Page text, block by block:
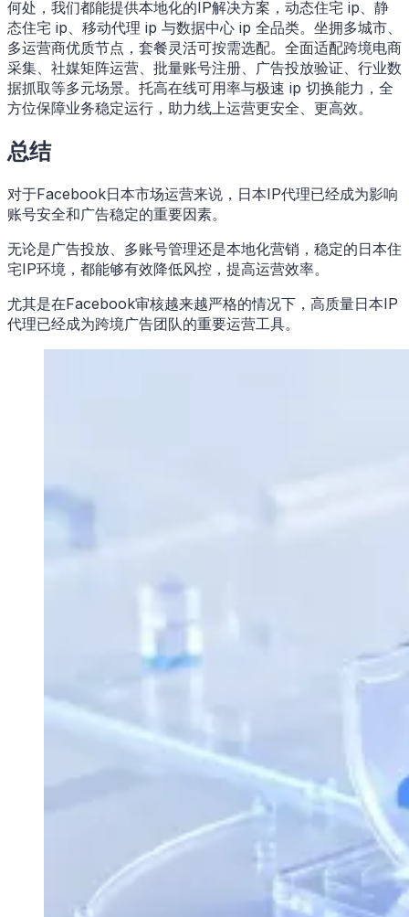
何处，我们都能提供本地化的IP解决方案，动态住宅 ip、静
态住宅 ip、移动代理 ip 与数据中心 ip 全品类。坐拥多城市、
多运营商优质节点，套餐灵活可按需选配。全面适配跨境电商
采集、社媒矩阵运营、批量账号注册、广告投放验证、行业数
据抓取等多元场景。​托高在线可用率与极速 ip 切换能力，全
方位保障业务稳定运行，助力线上运营更安全、更高效。
总结
对于Facebook日本市场运营来说，日本IP代理已经成为影响
账号安全和广告稳定的重要因素。
无论是广告投放、多账号管理还是本地化营销，稳定的日本住
宅IP环境，都能够有效降低风控，提高运营效率。
尤其是在Facebook审核越来越严格的情况下，高质量日本IP
代理已经成为跨境广告团队的重要运营工具。